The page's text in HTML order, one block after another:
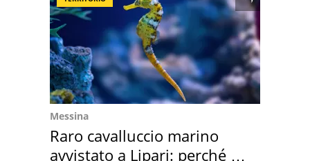
Messina
Raro cavalluccio marino
avvistato a Lipari: perché è